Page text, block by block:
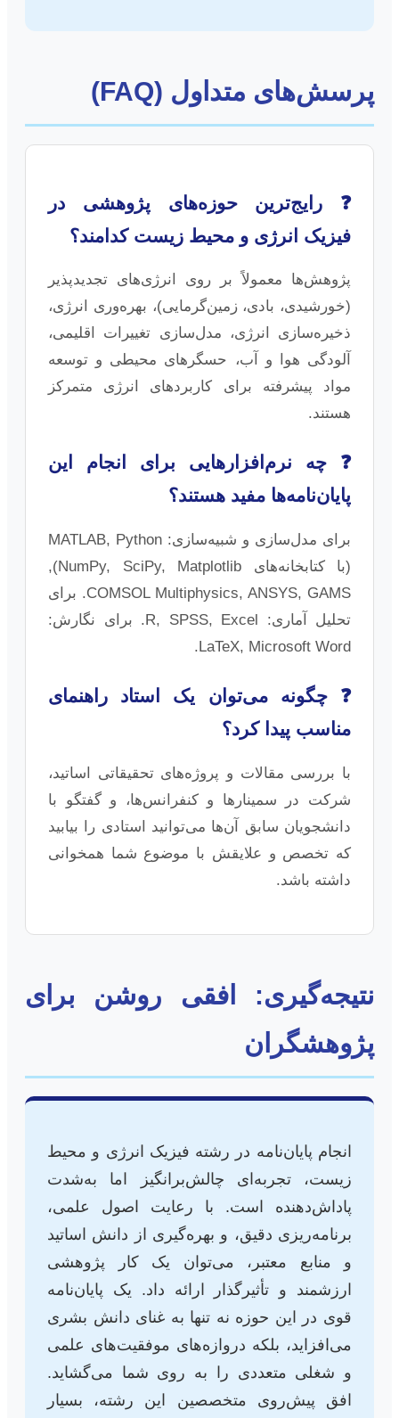
پرسش‌های متداول (FAQ)
❓ رایج‌ترین حوزه‌های پژوهشی در
فیزیک انرژی و محیط زیست کدامند؟
پژوهش‌ها معمولاً بر روی انرژی‌های تجدیدپذیر
(خورشیدی، بادی، زمین‌گرمایی)، بهره‌وری انرژی،
ذخیره‌سازی انرژی، مدل‌سازی تغییرات اقلیمی،
آلودگی هوا و آب، حسگرهای محیطی و توسعه
مواد پیشرفته برای کاربردهای انرژی متمرکز
هستند.
❓ چه نرم‌افزارهایی برای انجام این
پایان‌نامه‌ها مفید هستند؟
برای مدل‌سازی و شبیه‌سازی: MATLAB, Python
(با کتابخانه‌های NumPy, SciPy, Matplotlib),
COMSOL Multiphysics, ANSYS, GAMS. برای
تحلیل آماری: R, SPSS, Excel. برای نگارش:
LaTeX, Microsoft Word.
❓ چگونه می‌توان یک استاد راهنمای
مناسب پیدا کرد؟
با بررسی مقالات و پروژه‌های تحقیقاتی اساتید،
شرکت در سمینارها و کنفرانس‌ها، و گفتگو با
دانشجویان سابق آن‌ها می‌توانید استادی را بیابید
که تخصص و علایقش با موضوع شما همخوانی
داشته باشد.
نتیجه‌گیری: افقی روشن برای
پژوهشگران
انجام پایان‌نامه در رشته فیزیک انرژی و محیط
زیست، تجربه‌ای چالش‌برانگیز اما به‌شدت
پاداش‌دهنده است. با رعایت اصول علمی،
برنامه‌ریزی دقیق، و بهره‌گیری از دانش اساتید
و منابع معتبر، می‌توان یک کار پژوهشی
ارزشمند و تأثیرگذار ارائه داد. یک پایان‌نامه
قوی در این حوزه نه تنها به غنای دانش بشری
می‌افزاید، بلکه دروازه‌های موفقیت‌های علمی
و شغلی متعددی را به روی شما می‌گشاید.
افق پیش‌روی متخصصین این رشته، بسیار